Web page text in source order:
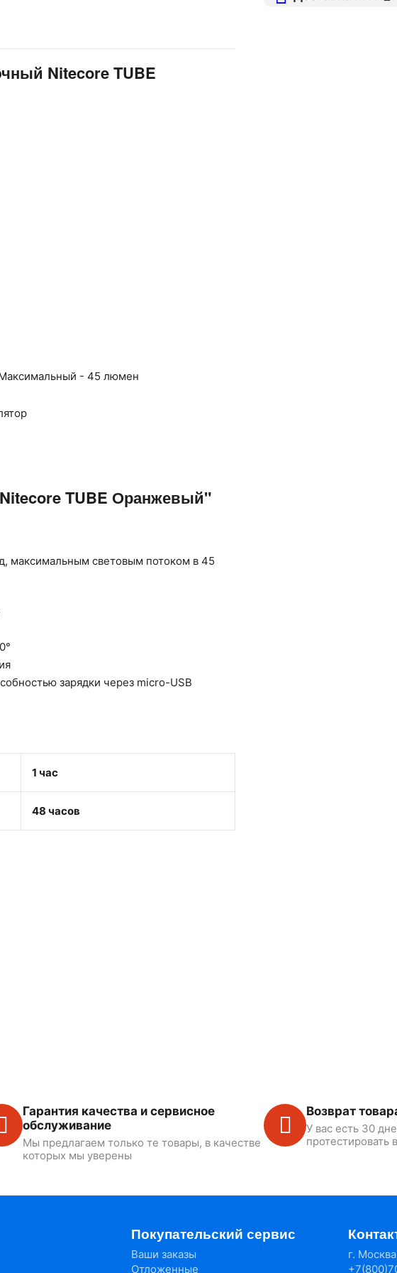
Nitecore TUBE
- 45 люмен
TUBE Оранжевый"
максимальным световым потоком в 45
зарядки через micro-USB
1 час
48 часов
Гарантия качества и сервисное
обслуживание
Мы предлагаем только те товары, в качестве
которых мы уверены
Возврат
У вас есть 30
протестировать
Покупательский сервис
Ваши заказы
Отложенные
г.